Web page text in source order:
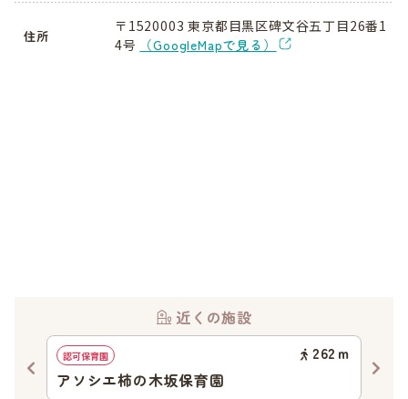
住所
〒1520003 東京都目黒区碑文谷五丁目26番1
4号
（GoogleMapで見る）
近くの施設
認可保育園 262 ｍ
アソシエ柿の木坂保育園